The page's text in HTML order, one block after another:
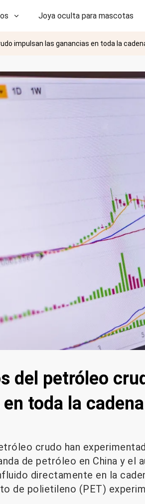
Joya oculta para mascotas
impulsan las ganancias en toda la
del petróleo
toda la
crudo han
de petróleo en China y
directamente en la
de polietileno (PET)